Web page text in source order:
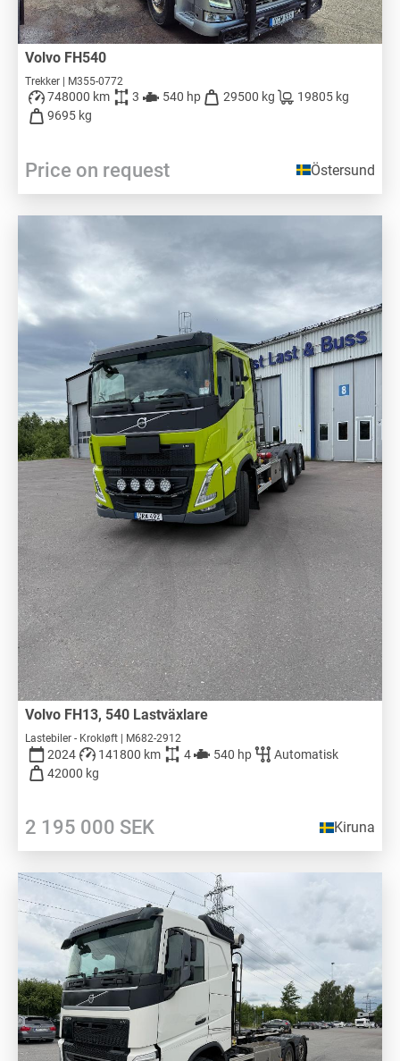
Volvo FH540
Trekker | M355-0772
748000 km 3 540 hp 29500 kg
19805 kg
9695 kg
Price on request Östersund
Volvo FH13, 540 Lastväxlare
Lastebiler - Krokløft | M682-2912
2024 141800 km 4 540 hp
Automatisk
42000 kg
2 195 000 SEK Kiruna